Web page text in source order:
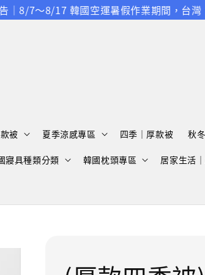
韓國空運暑假作業期間，台灣、香港訂單
被 夏季涼感專區 四季｜厚款被 秋
寢具種類分類 韓國枕頭專區 居家生活